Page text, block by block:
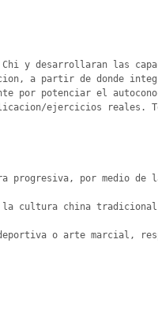
desarrollaran las
a partir de donde
por potenciar el
ejercicios reales.
progresiva, por medio de
la cultura china
o arte marcial,